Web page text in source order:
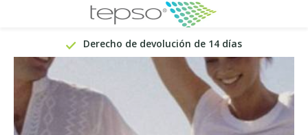
Derecho de devolución de 14 días